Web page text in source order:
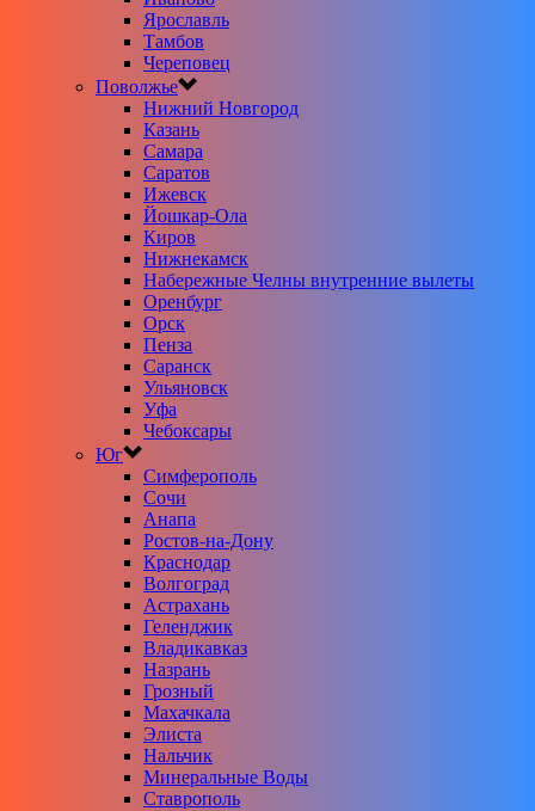
Ярославль
Тамбов
Череповец
Поволжье
Нижний Новгород
Казань
Самара
Саратов
Ижевск
Йошкар-Ола
Киров
Нижнекамск
Набережные Челны внутренние вылеты
Оренбург
Орск
Пенза
Саранск
Ульяновск
Уфа
Чебоксары
Юг
Симферополь
Сочи
Анапа
Ростов-на-Дону
Краснодар
Волгоград
Астрахань
Геленджик
Владикавказ
Назрань
Грозный
Махачкала
Элиста
Нальчик
Минеральные Воды
Ставрополь